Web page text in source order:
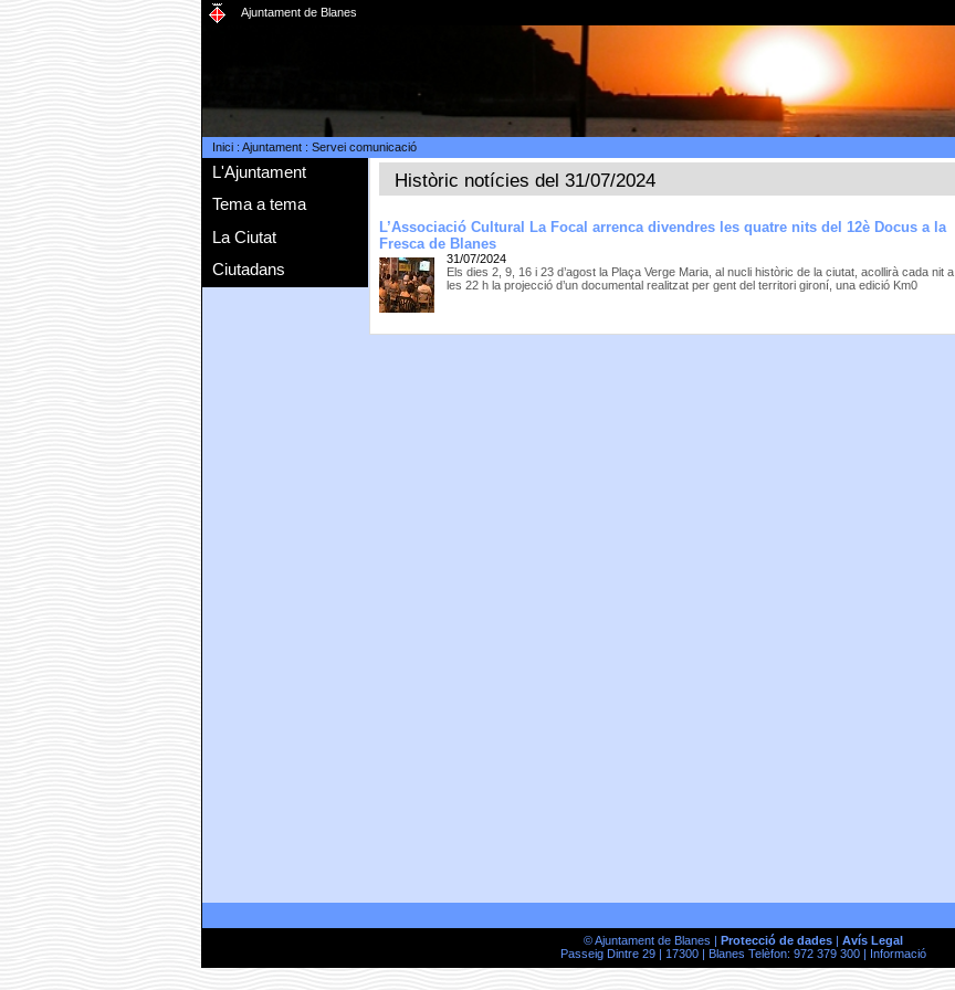
Ajuntament de Blanes
Inici: Ajuntament: Servei comunicació
L'Ajuntament
Tema a tema
La Ciutat
Ciutadans
Històric notícies del 31/07/2024
L’Associació Cultural La Focal arrenca divendres les quatre nits del 12è Docus a la
Fresca de Blanes
31/07/2024
Els dies 2, 9, 16 i 23 d’agost la Plaça Verge Maria, al nucli històric de la ciutat, acollirà cada nit a
les 22 h la projecció d’un documental realitzat per gent del territori gironí, una edició Km0
© Ajuntament de Blanes | Protecció de dades| Avís Legal
Passeig Dintre 29 | 17300 | Blanes Telèfon: 972 379 300 |
Informació